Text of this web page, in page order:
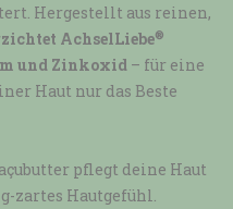
Hergestellt aus reinen,
AchselLiebe®
und Zinkoxid – für eine
Haut nur das Beste
pflegt deine Haut
zartes Hautgefühl.